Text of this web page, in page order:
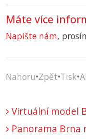
Máte více
Napište nám,
Nahoru•Zpět•Tisk•
Virtuální model
Panorama Brna